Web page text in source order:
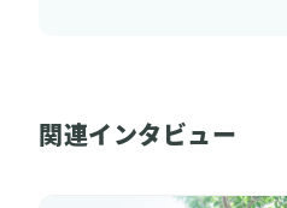
関連インタビュー